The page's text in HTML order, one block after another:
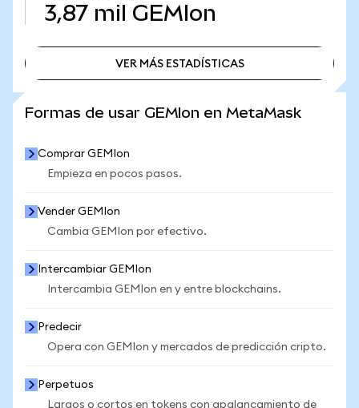
3,87 mil GEMIon
VER MÁS ESTADÍSTICAS
Formas de usar GEMIon en MetaMask
Comprar GEMIon
Empieza en pocos pasos.
Vender GEMIon
Cambia GEMIon por efectivo.
Intercambiar GEMIon
Intercambia GEMIon en y entre blockchains.
Predecir
Opera con GEMIon y mercados de predicción cripto.
Perpetuos
Largos o cortos en tokens con apalancamiento de